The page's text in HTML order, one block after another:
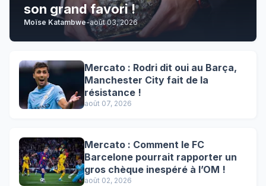
son grand favori !
Moïse Katambwe-août 03, 2026
Mercato : Rodri dit oui au Barça,
Manchester City fait de la
résistance !
août 07, 2026
Mercato : Comment le FC
Barcelone pourrait rapporter un
gros chèque inespéré à l’OM !
août 02, 2026